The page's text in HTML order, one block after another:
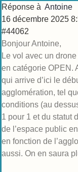
Réponse à Antoine
16 décembre 2025
#44062
Bonjour Antoine,
Le vol avec un
en catégorie OPEN.
qui arrive d’ici le
agglomération, tel
conditions (au
1 pour 1 et du statut
de l’espace public
en fonction de
aussi. On en saura